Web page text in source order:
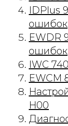
IDPlus
ошибок
EWDR
ошибок
IWC
EWCM
H00